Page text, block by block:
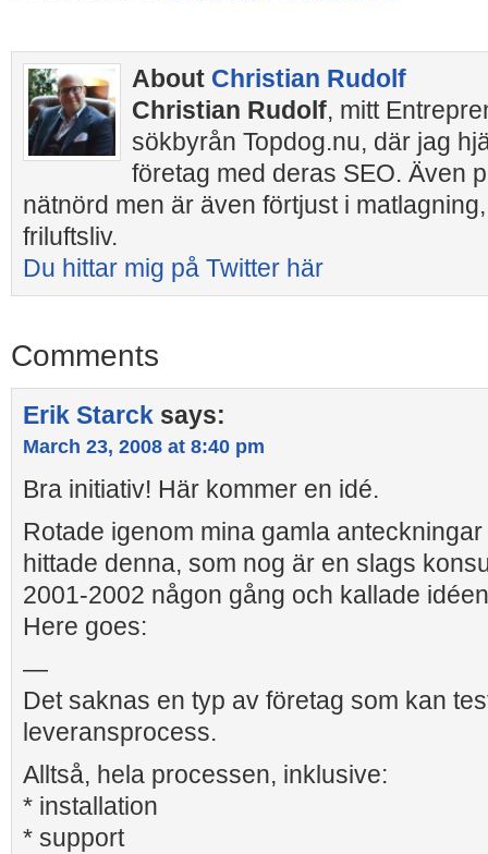
About Christian Rudolf
Christian Rudolf, mitt
sökbyrån Topdog.nu, där jag
företag med deras SEO. Även
nätnörd men är även förtjust i
friluftsliv.
Du hittar mig på Twitter här
Comments
Erik Starck says:
March 23, 2008 at 8:40 pm
Bra initiativ! Här kommer en idé.
Rotade igenom mina gamla
hittade denna, som nog är en slags
2001-2002 någon gång och kallade
Here goes:
—
Det saknas en typ av företag som kan
leveransprocess.
Alltså, hela processen, inklusive:
* installation
* support